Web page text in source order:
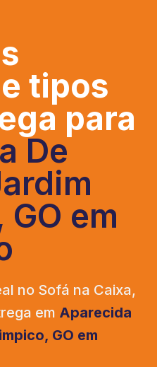
tipos
para
De
em
no Sofá na Caixa,
em Aparecida
GO em